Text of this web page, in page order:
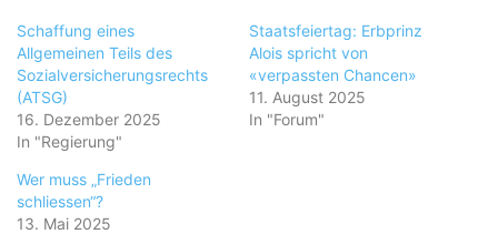
Schaffung eines
Allgemeinen Teils des
Sozialversicherungsrechts
(ATSG)
16. Dezember 2025
In "Regierung"
Staatsfeiertag: Erbprinz
Alois spricht von
«verpassten Chancen»
11. August 2025
In "Forum"
Wer muss „Frieden
schliessen“?
13. Mai 2025